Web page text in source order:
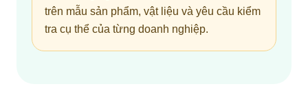
trên mẫu sản phẩm, vật liệu và yêu cầu kiểm
tra cụ thể của từng doanh nghiệp.